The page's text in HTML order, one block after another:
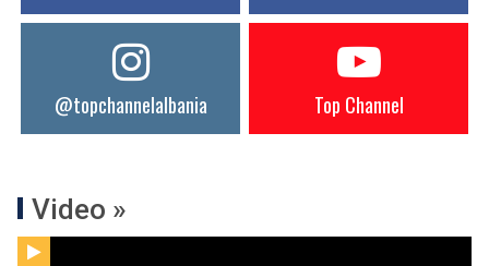
@topchannelalbania Top Channel
Video »